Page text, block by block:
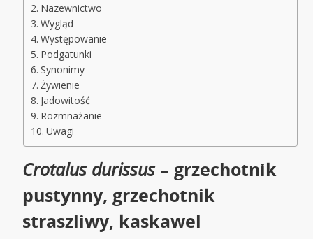
Nazewnictwo
Wygląd
Występowanie
Podgatunki
Synonimy
Żywienie
Jadowitość
Rozmnażanie
Uwagi
Crotalus durissus– grzechotnik
pustynny, grzechotnik
straszliwy, kaskawel